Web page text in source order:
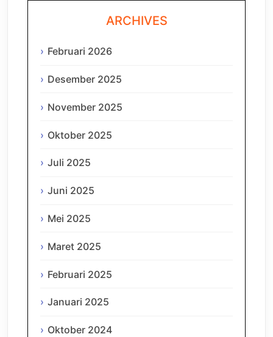
ARCHIVES
Februari 2026
Desember 2025
November 2025
Oktober 2025
Juli 2025
Juni 2025
Mei 2025
Maret 2025
Februari 2025
Januari 2025
Oktober 2024